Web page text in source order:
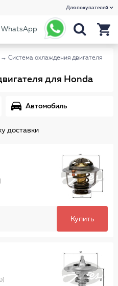
Для покупателей
WhatsApp
→ Система охлаждения двигателя
для Honda
Автомобиль
доставки
Купить